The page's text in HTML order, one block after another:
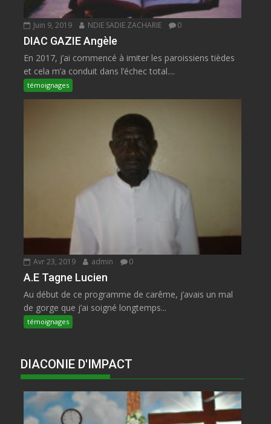
Juin 9, 2019 NDIE SADIE ZACHARIE 0
DIAC GAZIE Angèle
En 2017, j’ai commencé à imiter les paroissiens tièdes
et cela m’a conduit dans l’échec total....
témoignages
Avr 23, 2019 admin 0
A.E Tagne Lucien
Au début de ce programme de carême, j’avais un mal
de gorge que j’ai soigné longtemps...
témoignages
DIACONIE D'IMPACT